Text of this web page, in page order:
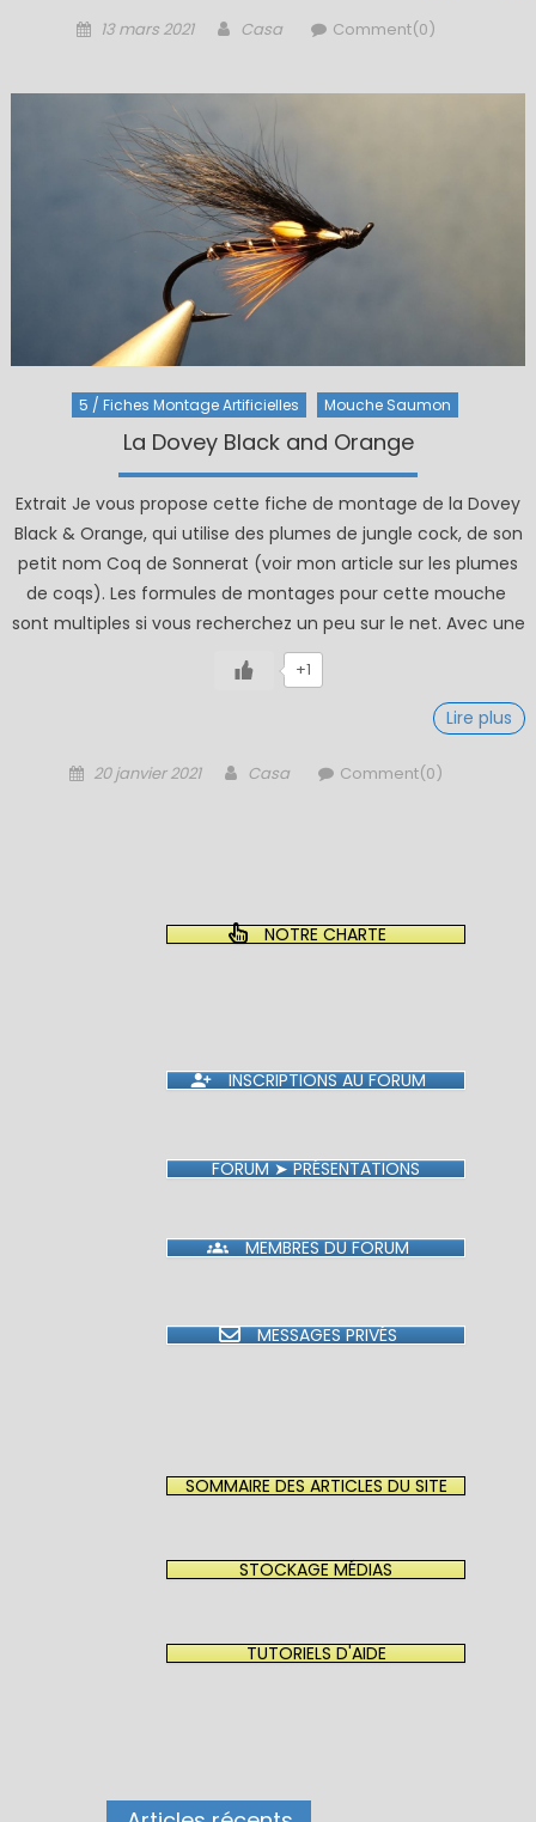
Posted
13 mars 2021 Author
Casa Comment(0)
5 / Fiches Montage Artificielles Mouche Saumon
La Dovey Black and Orange
Extrait Je vous propose cette fiche de montage de la Dovey
Black & Orange, qui utilise des plumes de jungle cock, de son
petit nom Coq de Sonnerat (voir mon article sur les plumes
de coqs). Les formules de montages pour cette mouche
sont multiples si vous recherchez un peu sur le net. Avec une
+1
Lire plus
Posted
20 janvier 2021 Author
Casa Comment(0)
NOTRE CHARTE
INSCRIPTIONS AU FORUM
FORUM ➤ PRÉSENTATIONS
MEMBRES DU FORUM
MESSAGES PRIVÉS
SOMMAIRE DES ARTICLES DU SITE
STOCKAGE MÉDIAS
TUTORIELS D'AIDE